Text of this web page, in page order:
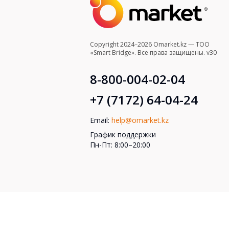
Copyright 2024–2026 Omarket.kz — ТОО
«Smart Bridge». Все права защищены. v30
8-800-004-02-04
+7 (7172) 64-04-24
Email: help@omarket.kz
График поддержки
Пн-Пт: 8:00–20:00